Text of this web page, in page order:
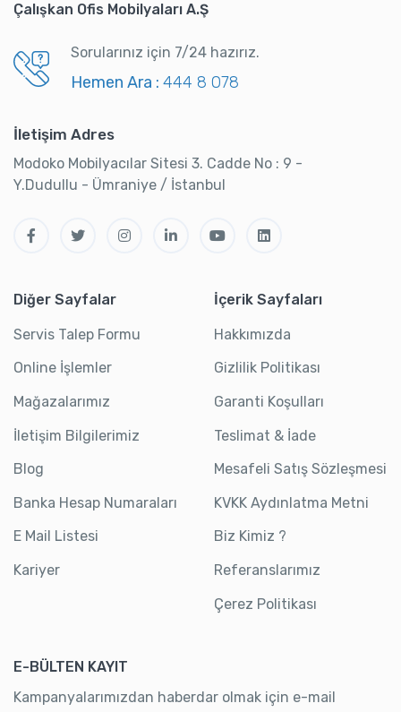
Çalışkan Ofis Mobilyaları A.Ş
Sorularınız için 7/24 hazırız.
Hemen Ara : 444 8 078
İletişim Adres
Modoko Mobilyacılar Sitesi 3. Cadde No : 9 -
Y.Dudullu - Ümraniye / İstanbul
Diğer Sayfalar
Servis Talep Formu
Online İşlemler
Mağazalarımız
İletişim Bilgilerimiz
Blog
Banka Hesap Numaraları
E Mail Listesi
Kariyer
İçerik Sayfaları
Hakkımızda
Gizlilik Politikası
Garanti Koşulları
Teslimat & İade
Mesafeli Satış Sözleşmesi
KVKK Aydınlatma Metni
Biz Kimiz ?
Referanslarımız
Çerez Politikası
E-BÜLTEN KAYIT
Kampanyalarımızdan haberdar olmak için e-mail